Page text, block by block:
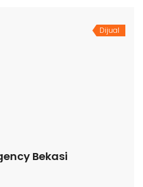
Dijual
Bekasi